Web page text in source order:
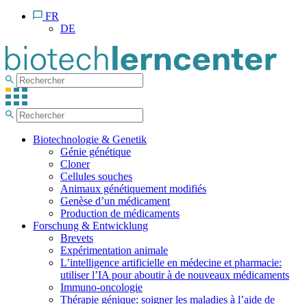
FR
DE
Biotechnologie & Genetik
Génie génétique
Cloner
Cellules souches
Animaux génétiquement modifiés
Genèse d’un médicament
Production de médicaments
Forschung & Entwicklung
Brevets
Expérimentation animale
L’intelligence artificielle en médecine et pharmacie:
utiliser l’IA pour aboutir à de nouveaux médicaments
Immuno-oncologie
Thérapie génique: soigner les maladies à l’aide de